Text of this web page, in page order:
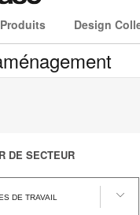
Produits Design
DE SECTEUR
DE TRAVAIL